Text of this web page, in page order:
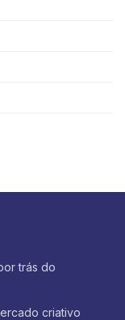
trás do
criativo